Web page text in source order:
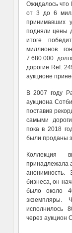
Ожидалось что
от 3 до 6
принимавших
подняли цены
итоге
миллионов
7.680.000
дорогие Ref.
аукционе
В 2007 году
аукциона
поставив
самыми
пока в 2018
были проданы
Коллекция
принадлежала
бизнеса, он
было около
экземпляры.
исполнилось
через аукцион